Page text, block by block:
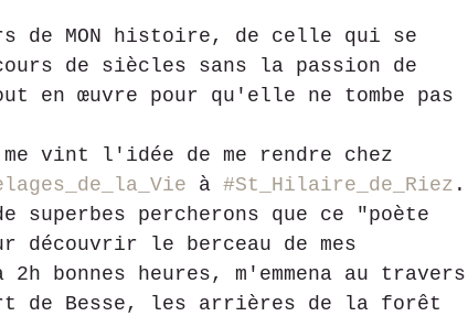
de MON histoire, de celle qui se
de siècles sans la passion de
en œuvre pour qu'elle ne tombe pas
vint l'idée de me rendre chez
à #St_Hilaire_de_Riez .
superbes percherons que ce "poète
découvrir le berceau de mes
bonnes heures, m'emmena au travers
de Besse, les arrières de la forêt